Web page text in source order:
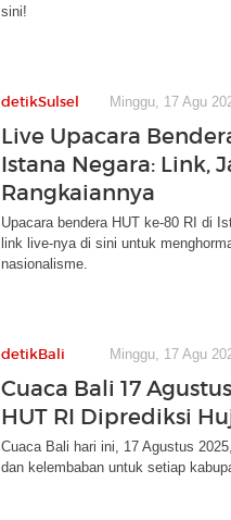
sini!
detikSulsel Minggu, 17 Agu
Live Upacara
Istana Negara: Link,
Rangkaiannya
Upacara bendera HUT ke-80 RI di
link live-nya di sini untuk
nasionalisme.
detikBali Minggu, 17 Agu
Cuaca Bali 17
HUT RI Diprediksi
Cuaca Bali hari ini, 17 Agustus
dan kelembaban untuk setiap